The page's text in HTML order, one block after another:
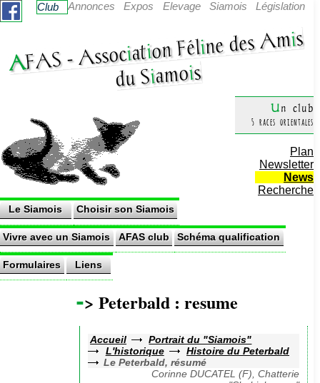
Club Annonces Expos Elevage Siamois Législation
AF
AS -Association Féline des Amis
du Siamois
Un club
5 races orientales
Plan
Newsletter
News
Recherche
Le Siamois Choisir son Siamois
Vivre avec un Siamois AFAS club Schéma qualification
Formulaires Liens
-> Peterbald : resume
Accueil
Portrait du "Siamois"
L'historique
Histoire du Peterbald
Le Peterbald, résumé
Corinne DUCATEL (F), Chatterie